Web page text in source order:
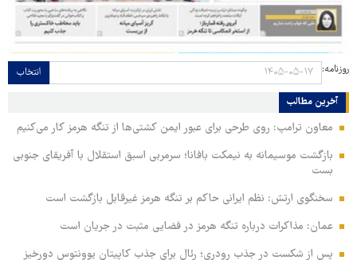
روزنامه: انتخاب
آخرین مطالب
معاون ترامپ: روی طرحی برای عبور ایمن کشتی‌ها از تنگه هرمز کار می‌کنیم
بازگشت موسیمانه به نیمکت بافانا؛ سرمربی اسبق استقلال با آفریقای جنوبی
بست
سخنگوی ارتش: نظم ایرانی حاکم بر تنگه هرمز غیرقابل بازگشت است
عمان: مذاکرات درباره تنگه هرمز در فضایی مثبت در جریان است
پس از شکست در جذب رودری؛ رئال برای جذب کاپیتان یوونتوس دورخیز